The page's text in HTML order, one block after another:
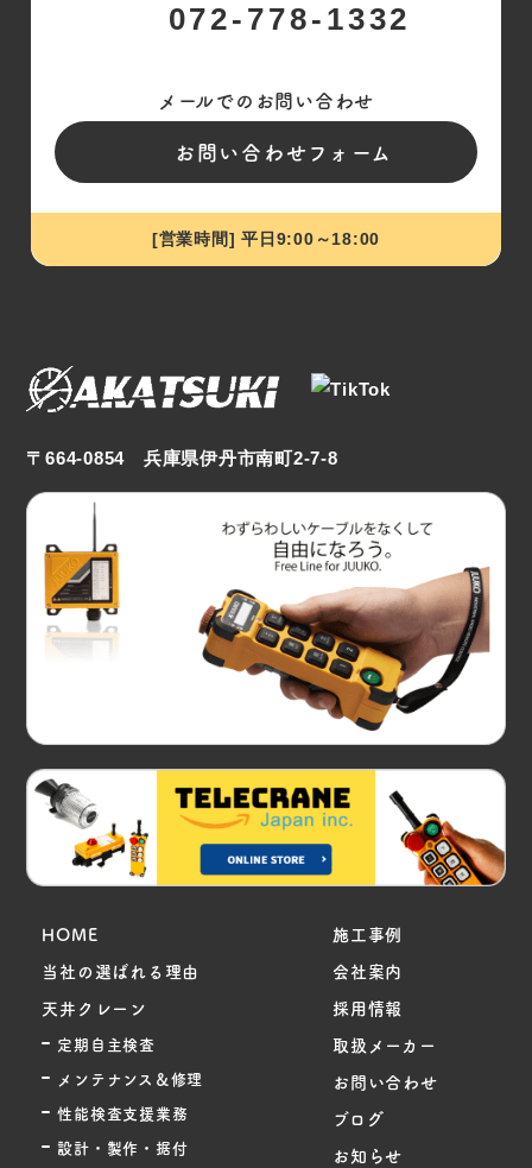
072-778-1332
メールでのお問い合わせ
お問い合わせフォーム
[営業時間] 平日9:00～18:00
〒664-0854 兵庫県伊丹市南町2-7-8
HOME
当社の選ばれる理由
天井クレーン
定期自主検査
メンテナンス＆修理
性能検査支援業務
設計・製作・据付
施工事例
会社案内
採用情報
取扱メーカー
お問い合わせ
ブログ
お知らせ